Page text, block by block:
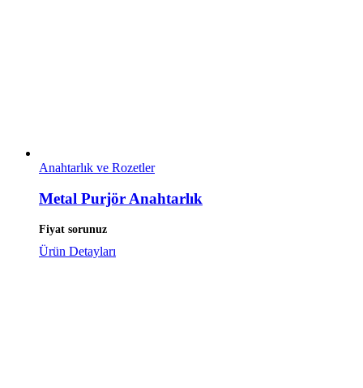
Anahtarlık ve Rozetler
Metal Purjör Anahtarlık
Fiyat sorunuz
Ürün Detayları